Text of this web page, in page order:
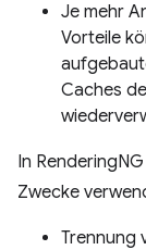
Je mehr
Vorteile
Caches
In
Zwecke
Trennung